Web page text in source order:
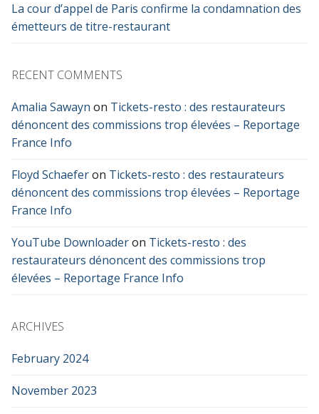
La cour d’appel de Paris confirme la condamnation des
émetteurs de titre-restaurant
RECENT COMMENTS
Amalia Sawayn on Tickets-resto : des restaurateurs
dénoncent des commissions trop élevées – Reportage
France Info
Floyd Schaeferon Tickets-resto : des restaurateurs
dénoncent des commissions trop élevées – Reportage
France Info
YouTube Downloaderon Tickets-resto : des
restaurateurs dénoncent des commissions trop
élevées – Reportage France Info
ARCHIVES
February 2024
November 2023